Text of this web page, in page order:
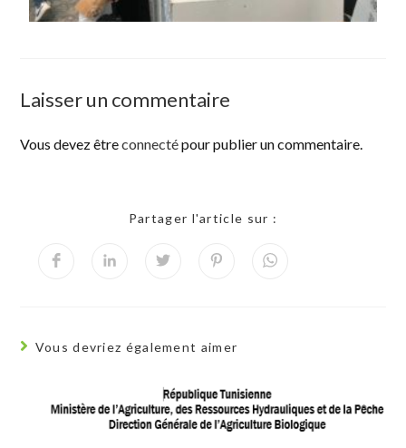
Laisser un commentaire
Vous devez êtreconnectépour publier un commentaire.
Partager l'article sur :
Vous devriez également aimer